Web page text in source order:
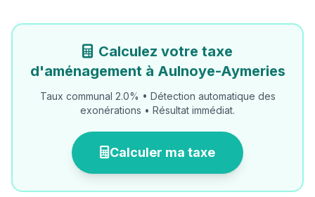
Calculez votre taxe
d'aménagement à Aulnoye-Aymeries
Taux communal 2.0% • Détection automatique des
exonérations • Résultat immédiat.
Calculer ma taxe